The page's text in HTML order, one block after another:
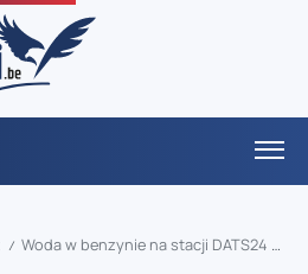
/ Woda w benzynie na stacji DATS24 w Halle – stacja tymczasowo zamknięta po awariach samochodów